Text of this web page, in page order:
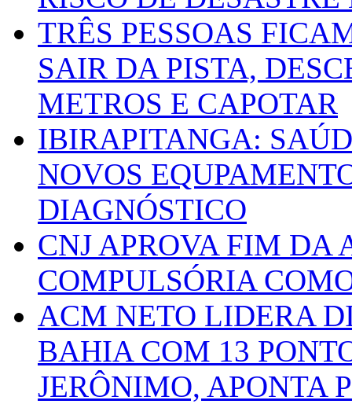
TRÊS PESSOAS
SAIR DA PISTA,
METROS E CAPOTAR
IBIRAPITANGA:
NOVOS
DIAGNÓSTICO
CNJ APROVA FIM DA
COMPULSÓRIA
ACM NETO LIDERA
BAHIA COM 13
JERÔNIMO, APONTA